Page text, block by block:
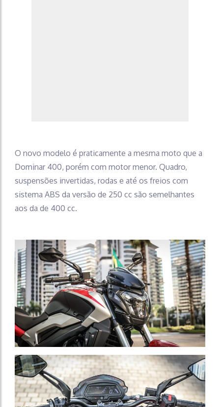
O novo modelo é praticamente a mesma moto que a
Dominar 400, porém com motor menor. Quadro,
suspensões invertidas, rodas e até os freios com
sistema ABS da versão de 250 cc são semelhantes
aos da de 400 cc.